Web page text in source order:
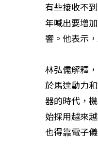
有些接收不
年喊出要增
響。他表示
林弘儒解釋
於馬達動力
器的時代，
始採用越來
也得靠電子